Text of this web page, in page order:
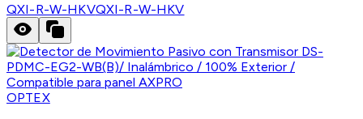
QXI-R-W-HKVQXI-R-W-HKV
OPTEX